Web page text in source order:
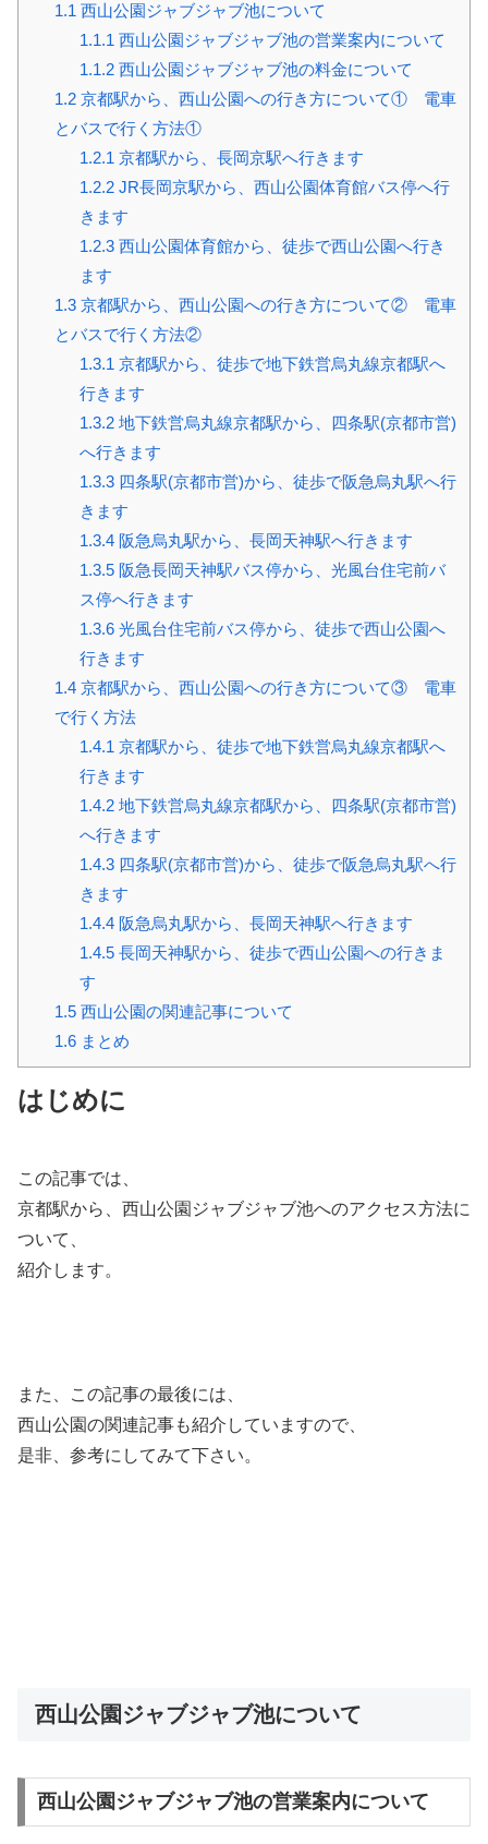
1.1 西山公園ジャブジャブ池について
1.1.1 西山公園ジャブジャブ池の営業案内について
1.1.2西山公園ジャブジャブ池の料金について
1.2京都駅から、西山公園への行き方について① 電車
とバスで行く方法①
1.2.1 京都駅から、長岡京駅へ行きます
1.2.2JR長岡京駅から、西山公園体育館バス停へ行
きます
1.2.3西山公園体育館から、徒歩で西山公園へ行き
ます
1.3京都駅から、西山公園への行き方について② 電車
とバスで行く方法②
1.3.1 京都駅から、徒歩で地下鉄営烏丸線京都駅へ
行きます
1.3.2地下鉄営烏丸線京都駅から、四条駅(京都市営)
へ行きます
1.3.3四条駅(京都市営)から、徒歩で阪急烏丸駅へ行
きます
1.3.4阪急烏丸駅から、長岡天神駅へ行きます
1.3.5阪急長岡天神駅バス停から、光風台住宅前バ
ス停へ行きます
1.3.6光風台住宅前バス停から、徒歩で西山公園へ
行きます
1.4京都駅から、西山公園への行き方について③ 電車
で行く方法
1.4.1 京都駅から、徒歩で地下鉄営烏丸線京都駅へ
行きます
1.4.2地下鉄営烏丸線京都駅から、四条駅(京都市営)
へ行きます
1.4.3四条駅(京都市営)から、徒歩で阪急烏丸駅へ行
きます
1.4.4阪急烏丸駅から、長岡天神駅へ行きます
1.4.5長岡天神駅から、徒歩で西山公園への行きま
す
1.5西山公園の関連記事について
1.6まとめ
はじめに
この記事では、
京都駅から、西山公園ジャブジャブ池へのアクセス方法に
ついて、
紹介します。
また、この記事の最後には、
西山公園の関連記事も紹介していますので、
是非、参考にしてみて下さい。
西山公園ジャブジャブ池について
西山公園ジャブジャブ池の営業案内について